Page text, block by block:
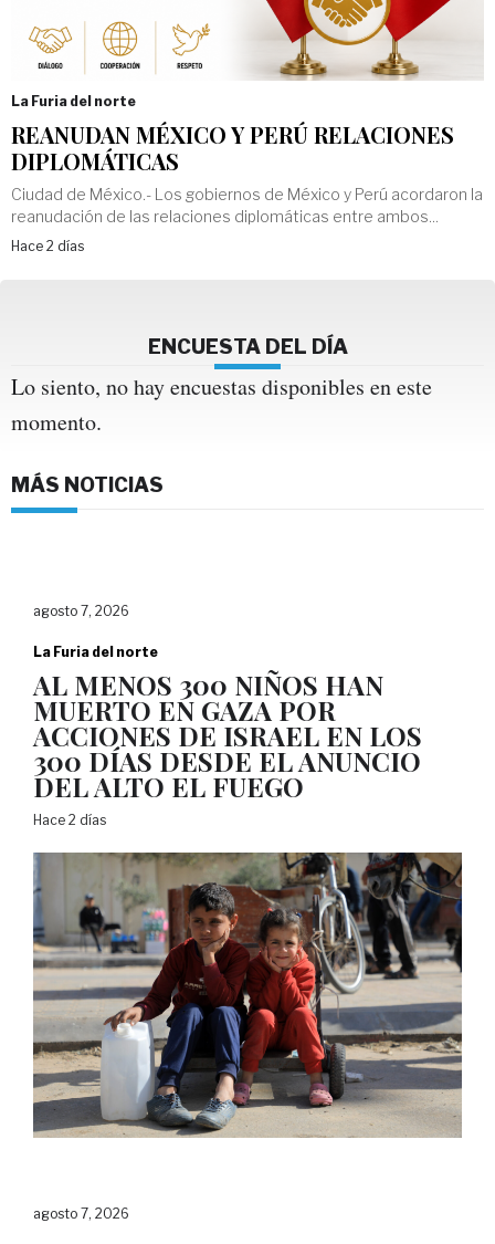
La Furia del norte
REANUDAN MÉXICO Y PERÚ RELACIONES
DIPLOMÁTICAS
Ciudad de México.- Los gobiernos de México y Perú acordaron la
reanudación de las relaciones diplomáticas entre ambos...
Hace 2 días
ENCUESTA DEL DÍA
Lo siento, no hay encuestas disponibles en este
momento.
MÁS NOTICIAS
agosto 7, 2026
La Furia del norte
AL MENOS 300 NIÑOS HAN
MUERTO EN GAZA POR
ACCIONES DE ISRAEL EN LOS
300 DÍAS DESDE EL ANUNCIO
DEL ALTO EL FUEGO
Hace 2 días
agosto 7, 2026